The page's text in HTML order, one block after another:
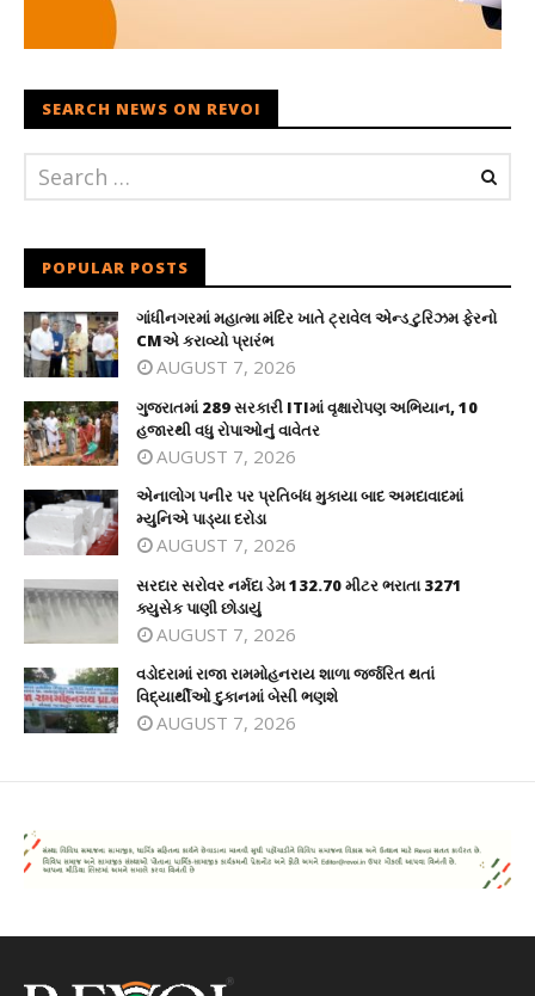
SEARCH NEWS ON REVOI
POPULAR POSTS
ગાંધીનગરમાં મહાત્મા મંદિર ખાતે ટ્રાવેલ એન્ડ ટુરિઝમ ફેરનો
CMએ કરાવ્યો પ્રારંભ
AUGUST 7, 2026
ગુજરાતમાં 289 સરકારી ITIમાં વૃક્ષારોપણ અભિયાન, 10
હજારથી વધુ રોપાઓનું વાવેતર
AUGUST 7, 2026
એનાલોગ પનીર પર પ્રતિબંધ મુકાયા બાદ અમદાવાદમાં
મ્યુનિએ પાડ્યા દરોડા
AUGUST 7, 2026
સરદાર સરોવર નર્મદા ડેમ 132.70 મીટર ભરાતા 3271
ક્યુસેક પાણી છોડાયું
AUGUST 7, 2026
વડોદરામાં રાજા રામમોહનરાય શાળા જર્જરિત થતાં
વિદ્યાર્થીઓ દુકાનમાં બેસી ભણશે
AUGUST 7, 2026